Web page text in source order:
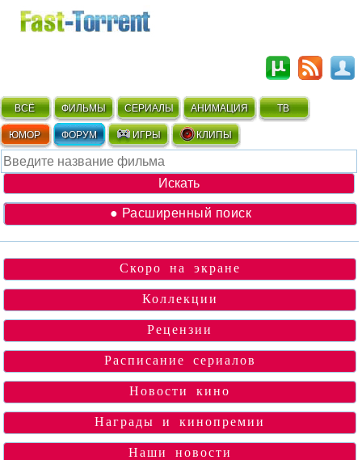
ВСЁ ФИЛЬМЫ СЕРИАЛЫ АНИМАЦИЯ ТВ
ЮМОР ФОРУМ ИГРЫ КЛИПЫ
● Расширенный поиск
Скоро на экране
Коллекции
Рецензии
Расписание сериалов
Новости кино
Награды и кинопремии
Наши новости